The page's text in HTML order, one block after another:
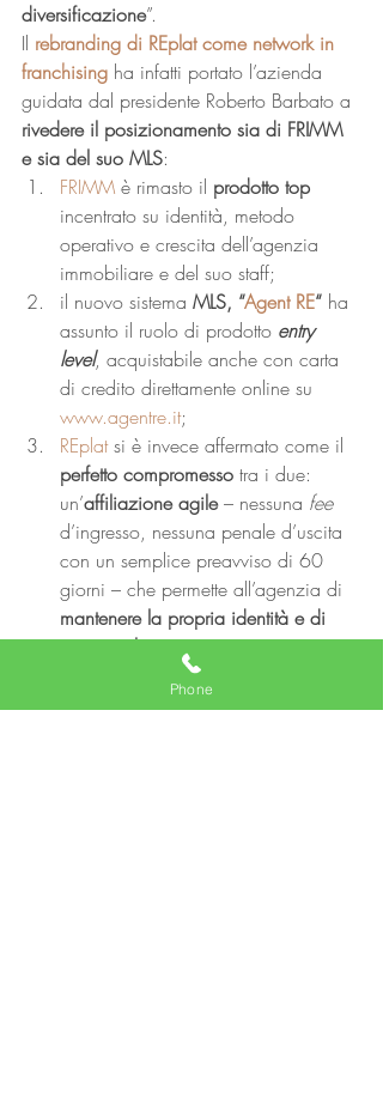
diversificazione”.
Il rebranding di REplat come network in
franchising ha infatti portato l’azienda
guidata dal presidente Roberto Barbato a
rivedere il posizionamento sia di FRIMM
e sia del suo MLS:
FRIMM è rimasto il prodotto top
incentrato su identità, metodo
operativo e crescita dell’agenzia
immobiliare e del suo staff;
il nuovo sistema MLS, “Agent RE“ ha
assunto il ruolo di prodotto entry
level, acquistabile anche con carta
di credito direttamente online su
www.agentre.it;
REplat si è invece affermato come il
perfetto compromesso tra i due:
un’affiliazione agile – nessuna fee
d’ingresso, nessuna penale d’uscita
con un semplice preavviso di 60
giorni – che permette all’agenzia di
mantenere la propria identità e di
potenziarla.
Scarica il comunicato stampa ufficiale
#agenzieimmobiliari #Frimm #REplat
Phone